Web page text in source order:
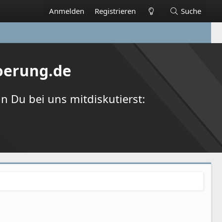
Anmelden Registrieren Suche
Du bei uns mitdiskutierst: